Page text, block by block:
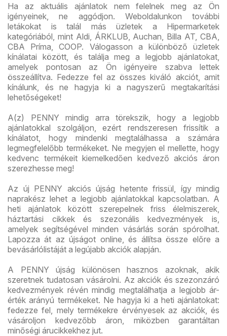
Ha az aktuális ajánlatok nem felelnek meg az Ön
igényeinek, ne aggódjon. Weboldalunkon további
letákokat is talál más üzletek a Hipermarketek
kategóriából, mint Aldi, ÁRKLUB, Auchan, Billa AT, CBA,
CBA Príma, COOP. Válogasson a különböző üzletek
kínálatai között, és találja meg a legjobb ajánlatokat,
amelyek pontosan az Ön igényeire szabva lettek
összeállítva. Fedezze fel az összes kiváló akciót, amit
kínálunk, és ne hagyja ki a nagyszerű megtakarítási
lehetőségeket!
A(z) PENNY mindig arra törekszik, hogy a legjobb
ajánlatokkal szolgáljon, ezért rendszeresen frissítik a
kínálatot, hogy mindenki megtalálhassa a számára
legmegfelelőbb termékeket. Ne megyjen el mellette, hogy
kedvenc termékeit kiemelkedően kedvező akciós áron
szerezhesse meg!
Az új PENNY akciós újság hetente frissül, így mindig
naprakész lehet a legjobb ajánlatokkal kapcsolatban. A
heti ajánlatok között szerepelnek friss élelmiszerek,
háztartási cikkek és szezonális kedvezmények is,
amelyek segítségével minden vásárlás során spórolhat.
Lapozza át az újságot online, és állítsa össze előre a
bevásárlólistáját a legújabb akciók alapján.
A PENNY újság különösen hasznos azoknak, akik
szeretnek tudatosan vásárolni. Az akciók és szezonzáró
kedvezmények révén mindig megtalálhatja a legjobb ár-
érték arányú termékeket. Ne hagyja ki a heti ajánlatokat:
fedezze fel, mely termékekre érvényesek az akciók, és
vásároljon kedvezőbb áron, miközben garantáltan
minőségi árucikkekhez jut.